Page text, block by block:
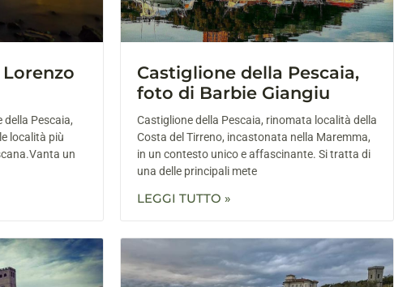
della Pescaia,
località più
un
Castiglione della Pescaia,
foto di Barbie Giangiu
Castiglione della Pescaia, rinomata località della
Costa del Tirreno, incastonata nella Maremma,
in un contesto unico e affascinante. Si tratta di
una delle principali mete
LEGGI TUTTO »